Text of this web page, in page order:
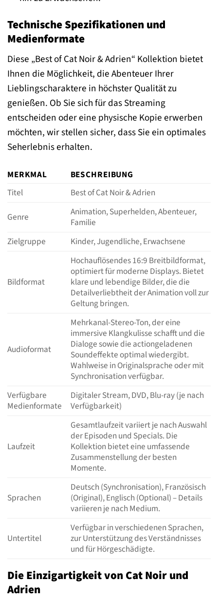
Technische Spezifikationen und
Medienformate
Diese „Best of Cat Noir & Adrien“ Kollektion bietet
Ihnen die Möglichkeit, die Abenteuer Ihrer
Lieblingscharaktere in höchster Qualität zu
genießen. Ob Sie sich für das Streaming
entscheiden oder eine physische Kopie erwerben
möchten, wir stellen sicher, dass Sie ein optimales
Seherlebnis erhalten.
MERKMAL
BESCHREIBUNG
Titel
Best of Cat Noir & Adrien
Genre
Animation, Superhelden, Abenteuer,
Familie
Zielgruppe
Kinder, Jugendliche, Erwachsene
Bildformat
Hochauflösendes 16:9 Breitbildformat,
optimiert für moderne Displays. Bietet
klare und lebendige Bilder, die die
Detailverliebtheit der Animation voll zur
Geltung bringen.
Audioformat
Mehrkanal-Stereo-Ton, der eine
immersive Klangkulisse schafft und die
Dialoge sowie die actiongeladenen
Soundeffekte optimal wiedergibt.
Wahlweise in Originalsprache oder mit
Synchronisation verfügbar.
Verfügbare
Medienformate
Digitaler Stream, DVD, Blu-ray (je nach
Verfügbarkeit)
Laufzeit
Gesamtlaufzeit variiert je nach Auswahl
der Episoden und Specials. Die
Kollektion bietet eine umfassende
Zusammenstellung der besten
Momente.
Sprachen
Deutsch (Synchronisation), Französisch
(Original), Englisch (Optional) – Details
variieren je nach Medium.
Untertitel
Verfügbar in verschiedenen Sprachen,
zur Unterstützung des Verständnisses
und für Hörgeschädigte.
Die Einzigartigkeit von Cat Noir und
Adrien